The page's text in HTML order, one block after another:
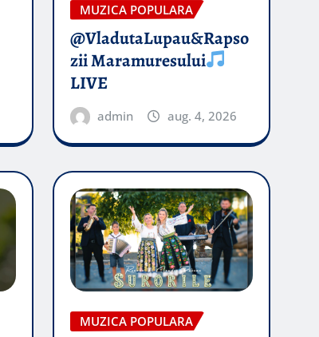
MUZICA POPULARA
@VladutaLupau&Rapso
zii Maramuresului
LIVE
admin aug. 4, 2026
MUZICA POPULARA